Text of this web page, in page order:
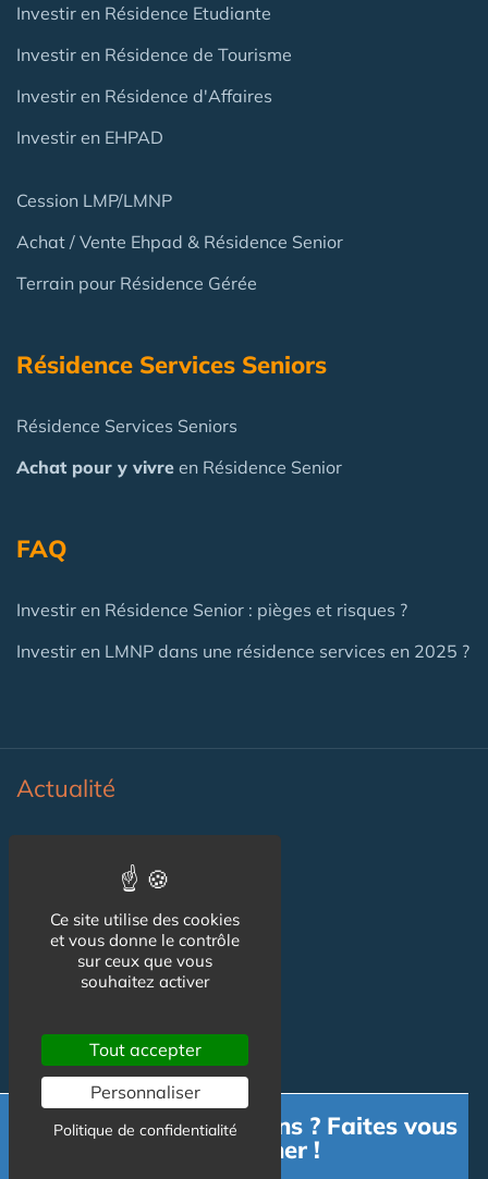
Investir en Résidence Etudiante
Investir en Résidence de Tourisme
Investir en Résidence d'Affaires
Investir en EHPAD
Cession LMP/LMNP
Achat / Vente Ehpad & Résidence Senior
Terrain pour Résidence Gérée
Résidence Services Seniors
Résidence Services Seniors
Achat pour y vivre en Résidence Senior
FAQ
Investir en Résidence Senior : pièges et risques ?
Investir en LMNP dans une résidence services en 2025 ?
Actualité
Newsletter
Facebook
X (ex-Twitter)
Besoin d'informations ? Faites vous
accompagner !
Ce site utilise des cookies
et vous donne le contrôle
sur ceux que vous
souhaitez activer
Tout accepter
Personnaliser
Politique de confidentialité